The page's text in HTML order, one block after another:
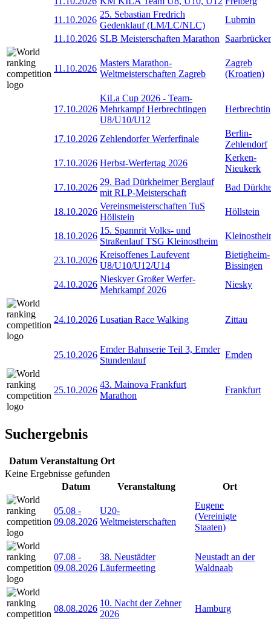
11.10.2026
25. Sebastian Fredrich
Gedenklauf (LM/LC/NLC)
Lubmin
11.10.2026 SLB Meisterschaften Marathon
11.10.2026
Masters Marathon-
Weltmeisterschaften Zagreb
Zagreb
(Kroatien)
17.10.2026
KiLa Cup 2026 - Team-
Mehrkampf Herbrechtingen
U8/U10/U12
17.10.2026 Zehlendorfer Werferfinale
Berlin-
Zehlendorf
17.10.2026 Herbst-Werfertag 2026
Kerken-
Nieukerk
17.10.2026
29. Bad Dürkheimer Berglauf
mit RLP-Meisterschaft
Bad
18.10.2026
Vereinsmeisterschaften TuS
Höllstein
Höllstein
18.10.2026
15. Spannrit Volks- und
Straßenlauf TSG Kleinostheim
23.10.2026
Kreisoffenes Laufevent
U8/U10/U12/U14
Bietigheim-
Bissingen
24.10.2026
Nieskyer Großer Werfer-
Mehrkampf 2026
Niesky
24.10.2026 Lusatian Race Walking Zittau
25.10.2026
Emder Bahnserie Teil 3, Emder
Stundenlauf
Emden
25.10.2026
43. Mainova Frankfurt
Marathon
Frankfurt
Suchergebnis
Datum Veranstaltung Ort
Keine Ergebnisse gefunden
Datum
Veranstaltung Ort
05.08 -
09.08.2026
U20-
Weltmeisterschaften
Eugene
(Vereinigte
Staaten)
07.08 -
09.08.2026
38. Neustädter
Läufermeeting
Neustadt an der
Waldnaab
08.08.2026
10. Nacht der Zehner
2026
Hamburg